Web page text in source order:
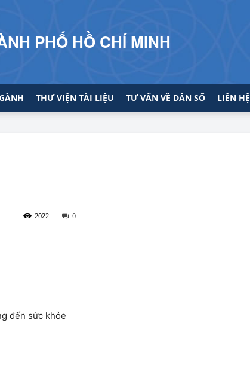
PHỐ HỒ CHÍ MINH
THƯ VIỆN TÀI LIỆU TƯ VẤN VỀ DÂN SỐ LIÊN HỆ
0
2022
đến sức khỏe